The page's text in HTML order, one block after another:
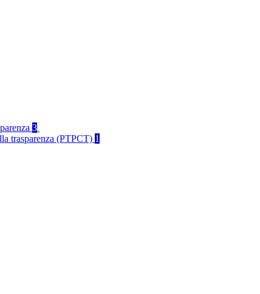
3
trasparenza (PTPCT) 1